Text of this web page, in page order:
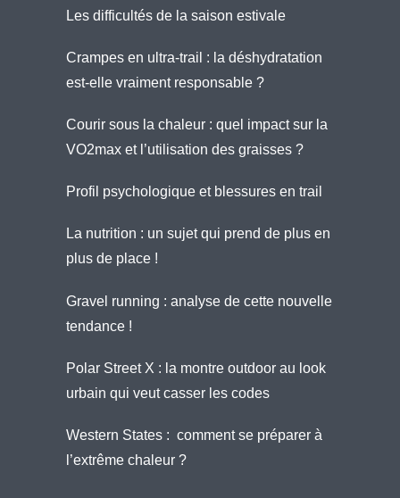
Les difficultés de la saison estivale
Crampes en ultra-trail : la déshydratation
est-elle vraiment responsable ?
Courir sous la chaleur : quel impact sur la
VO2max et l’utilisation des graisses ?
Profil psychologique et blessures en trail
La nutrition : un sujet qui prend de plus en
plus de place !
Gravel running : analyse de cette nouvelle
tendance !
Polar Street X : la montre outdoor au look
urbain qui veut casser les codes
Western States : comment se préparer à
l’extrême chaleur ?